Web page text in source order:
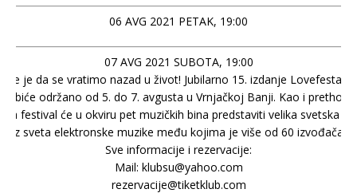
06 AVG 2021 PETAK, 19:00
07 AVG 2021 SUBOTA, 19:00
je da se vratimo nazad u život! Jubilarno 15. izdanje Lovefesta
biće održano od 5. do 7. avgusta u Vrnjačkoj Banji. Kao i
festival će u okviru pet muzičkih bina predstaviti velika svetska
iz sveta elektronske muzike među kojima je više od 60 izvođača.
Sve informacije i rezervacije:
Mail: klubsu@yahoo.com
rezervacije@tiketklub.com